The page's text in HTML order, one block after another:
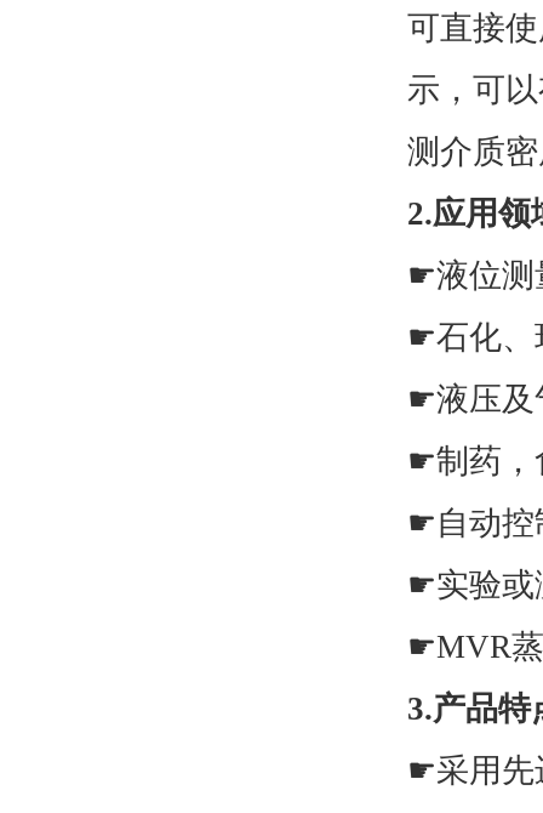
可直接
示，可
测介质
2.应用领
☛液位
☛石化
☛液压
☛制药
☛自动
☛实验或
☛MVR
3.产品特
☛采用先